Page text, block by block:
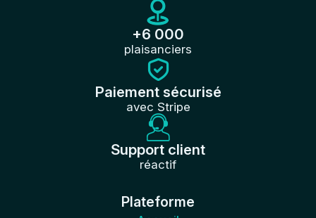
+6 000
plaisanciers
Paiement sécurisé
avec Stripe
Support client
réactif
Plateforme